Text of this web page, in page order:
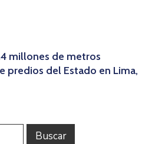
millones de metros
predios del Estado en Lima,